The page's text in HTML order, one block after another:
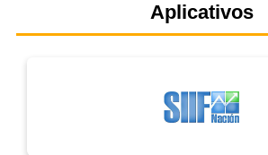
Aplicativos